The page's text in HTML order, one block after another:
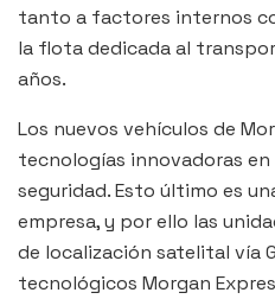
tanto a factores internos
la flota dedicada al
años.
Los nuevos vehículos de
tecnologías innovadoras
seguridad. Esto último es
empresa, y por ello las
de localización satelital vía
tecnológicos Morgan